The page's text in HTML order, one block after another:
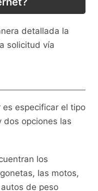
detallada la
solicitud vía
especificar el tipo
dos opciones las
los
las motos,
de peso